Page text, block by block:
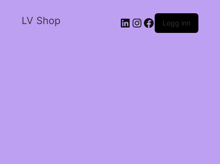
LV Shop Logg inn